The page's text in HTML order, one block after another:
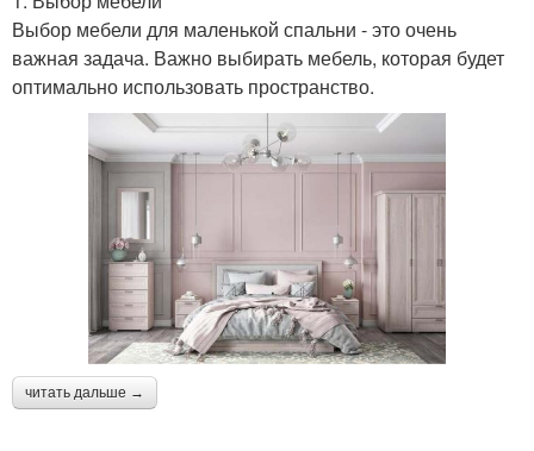
Выбор мебели для маленькой спальни - это очень
важная задача. Важно выбирать мебель, которая будет
оптимально использовать пространство.
читать дальше →